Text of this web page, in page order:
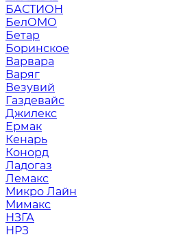
БАСТИОН
БелОМО
Бетар
Боринское
Варвара
Варяг
Везувий
Газдевайс
Джилекс
Ермак
Кенарь
Конорд
Ладогаз
Лемакс
Микро Лайн
Мимакс
НЗГА
НРЗ